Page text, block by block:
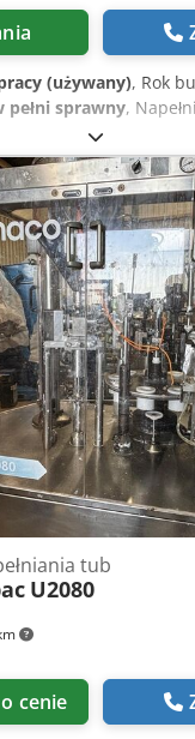
(używany), Rok
pełni sprawny,
700 Zapewnia
i
standardy jakości
operacyjnej.
zgrzewać za
gorącym
Rok: 2006
produkcyjna: 70
ml – Długość tuby: 50-
mm – System
typu blow-off - W
tub
U2080
cenie